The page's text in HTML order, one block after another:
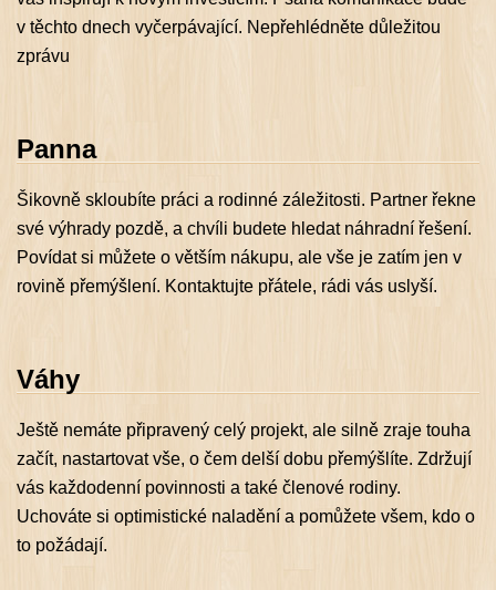
v těchto dnech vyčerpávající. Nepřehlédněte důležitou
zprávu
Panna
Šikovně skloubíte práci a rodinné záležitosti. Partner řekne
své výhrady pozdě, a chvíli budete hledat náhradní řešení.
Povídat si můžete o větším nákupu, ale vše je zatím jen v
rovině přemýšlení. Kontaktujte přátele, rádi vás uslyší.
Váhy
Ještě nemáte připravený celý projekt, ale silně zraje touha
začít, nastartovat vše, o čem delší dobu přemýšlíte. Zdržují
vás každodenní povinnosti a také členové rodiny.
Uchováte si optimistické naladění a pomůžete všem, kdo o
to požádají.